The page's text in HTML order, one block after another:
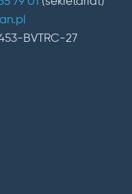
BVTRC-27
YouTubeInstagram